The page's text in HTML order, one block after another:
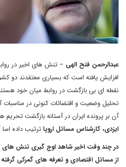
عبدالرحمن فتح الهی – تنش های اخیر در
افزایش یافته است که بسیاری معتقدند دو
نقطه ای بی بازگشت در روابط میان خود
تحلیل وضعیت و اقتضائات کنونی در مناسبات
آن بر پرونده ایران در آستانه بازگشت تحریم
ایزدی، کارشناس مسائل اروپاترتیب داده
در چند وقت اخیر شاهد اوج گیری تنش های
از مسائل اقتصادی و تعرفه های گمرکی